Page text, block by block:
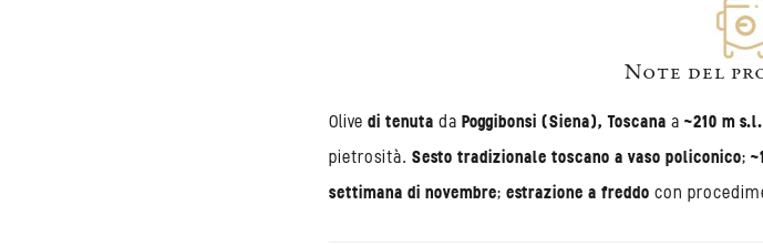
Note del
Olive di tenuta da Poggibonsi (Siena), Toscana a ~210 m
pietrosità. Sesto tradizionale toscano a vaso policonico;
settimana di novembre; estrazione a freddo con